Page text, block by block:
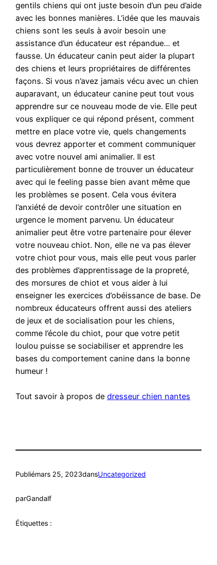
gentils chiens qui ont juste besoin d’un peu d’aide
avec les bonnes manières. L’idée que les mauvais
chiens sont les seuls à avoir besoin une
assistance d’un éducateur est répandue… et
fausse. Un éducateur canin peut aider la plupart
des chiens et leurs propriétaires de différentes
façons. Si vous n’avez jamais vécu avec un chien
auparavant, un éducateur canine peut tout vous
apprendre sur ce nouveau mode de vie. Elle peut
vous expliquer ce qui répond présent, comment
mettre en place votre vie, quels changements
vous devrez apporter et comment communiquer
avec votre nouvel ami animalier. Il est
particulièrement bonne de trouver un éducateur
avec qui le feeling passe bien avant même que
les problèmes se posent. Cela vous évitera
l’anxiété de devoir contrôler une situation en
urgence le moment parvenu. Un éducateur
animalier peut être votre partenaire pour élever
votre nouveau chiot. Non, elle ne va pas élever
votre chiot pour vous, mais elle peut vous parler
des problèmes d’apprentissage de la propreté,
des morsures de chiot et vous aider à lui
enseigner les exercices d’obéissance de base. De
nombreux éducateurs offrent aussi des ateliers
de jeux et de socialisation pour les chiens,
comme l’école du chiot, pour que votre petit
loulou puisse se sociabiliser et apprendre les
bases du comportement canine dans la bonne
humeur !
Tout savoir à propos de dresseur chien nantes
Publiémars 25, 2023dansUncategorized
parGandalf
Étiquettes :